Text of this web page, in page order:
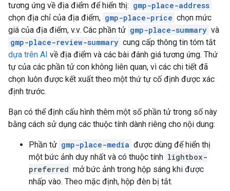
tương ứng về địa điểm để hiển thị: gmp-place-address
chọn địa chỉ của địa điểm, gmp-place-price chọn mức
giá của địa điểm, v.v. Các phần tử gmp-place-summary và
gmp-place-review-summary cung cấp thông tin tóm tắt
dựa trên AI về địa điểm và các bài đánh giá tương ứng. Thứ
tự của các phần tử con không liên quan, vì các chi tiết đã
chọn luôn được kết xuất theo một thứ tự cố định được xác
định trước.
Bạn có thể định cấu hình thêm một số phần tử trong số này
bằng cách sử dụng các thuộc tính dành riêng cho nội dung:
Phần tử gmp-place-media được dùng để hiển thị
một bức ảnh duy nhất và có thuộc tính lightbox-
preferred mở bức ảnh trong hộp sáng khi được
nhấp vào. Theo mặc định, hộp đèn bị tắt.